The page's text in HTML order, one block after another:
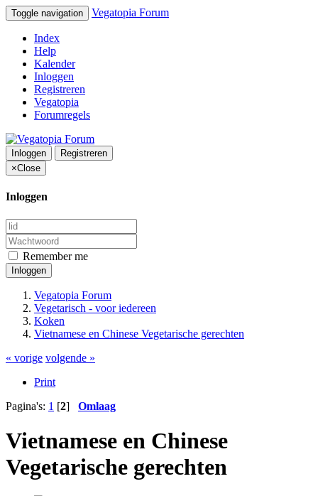
Toggle navigation Vegatopia Forum
Index
Help
Kalender
Inloggen
Registreren
Vegatopia
Forumregels
Inloggen
Registreren
×Close
Inloggen
Remember me
Inloggen
Vegatopia Forum
Vegetarisch - voor iedereen
Koken
Vietnamese en Chinese Vegetarische gerechten
« vorige volgende »
Print
Pagina's: 1 [2] Omlaag
Vietnamese en Chinese
Vegetarische gerechten